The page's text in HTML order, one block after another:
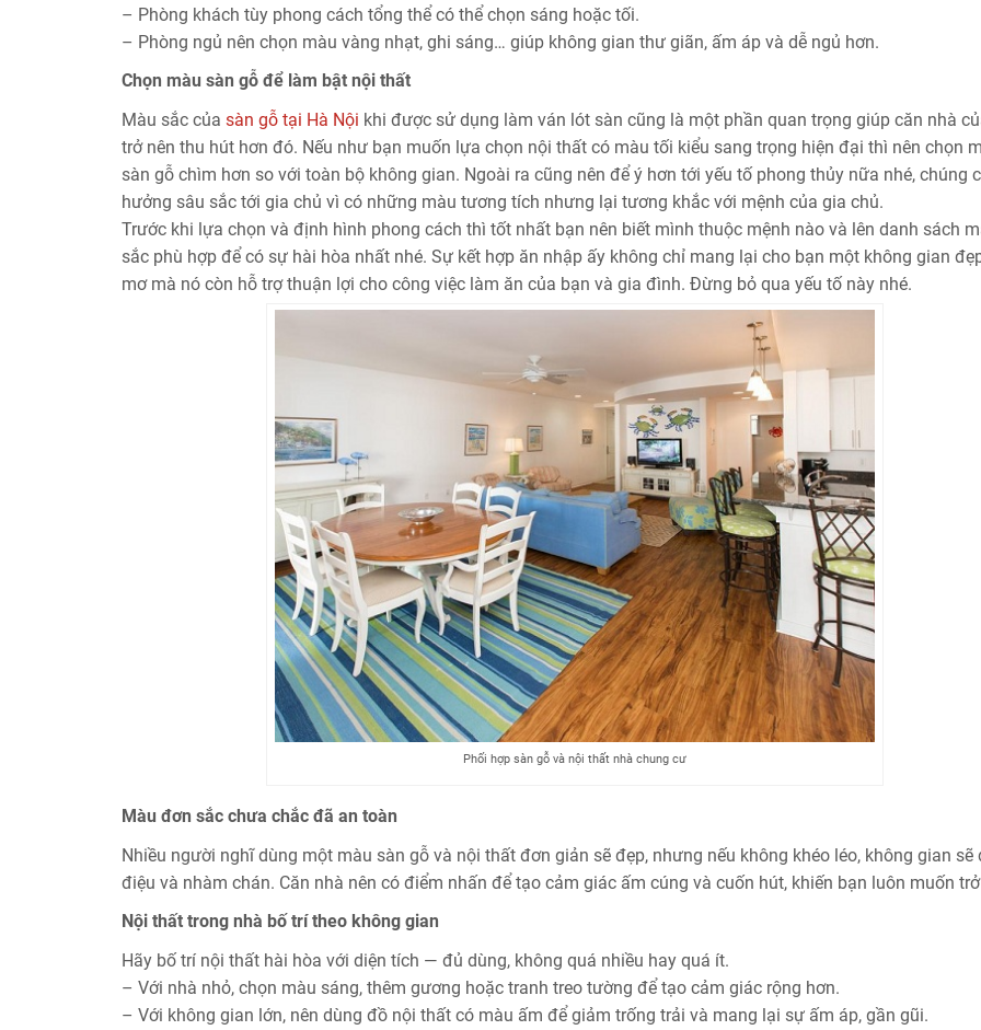
– Phòng khách tùy phong cách tổng thể có thể chọn sáng hoặc tối.
– Phòng ngủ nên chọn màu vàng nhạt, ghi sáng… giúp không gian thư giãn, ấm áp và dễ ngủ hơn.
Chọn màu sàn gỗ để làm bật nội thất
Màu sắc của sàn gỗ tại Hà Nội khi được sử dụng làm ván lót sàn cũng là một phần quan trọng giúp căn nhà
trở nên thu hút hơn đó. Nếu như bạn muốn lựa chọn nội thất có màu tối kiểu sang trọng hiện đại thì nên chọn
sàn gỗ chìm hơn so với toàn bộ không gian. Ngoài ra cũng nên để ý hơn tới yếu tố phong thủy nữa nhé, chúng
hưởng sâu sắc tới gia chủ vì có những màu tương tích nhưng lại tương khắc với mệnh của gia chủ.
Trước khi lựa chọn và định hình phong cách thì tốt nhất bạn nên biết mình thuộc mệnh nào và lên danh sách
sắc phù hợp để có sự hài hòa nhất nhé. Sự kết hợp ăn nhập ấy không chỉ mang lại cho bạn một không gian
mơ mà nó còn hỗ trợ thuận lợi cho công việc làm ăn của bạn và gia đình. Đừng bỏ qua yếu tố này nhé.
Phối hợp sàn gỗ và nội thất nhà chung cư
Màu đơn sắc chưa chắc đã an toàn
Nhiều người nghĩ dùng một màu sàn gỗ và nội thất đơn giản sẽ đẹp, nhưng nếu không khéo léo, không gian sẽ
điệu và nhàm chán. Căn nhà nên có điểm nhấn để tạo cảm giác ấm cúng và cuốn hút, khiến bạn luôn muốn trở
Nội thất trong nhà bố trí theo không gian
Hãy bố trí nội thất hài hòa với diện tích — đủ dùng, không quá nhiều hay quá ít.
– Với nhà nhỏ, chọn màu sáng, thêm gương hoặc tranh treo tường để tạo cảm giác rộng hơn.
– Với không gian lớn, nên dùng đồ nội thất có màu ấm để giảm trống trải và mang lại sự ấm áp, gần gũi.